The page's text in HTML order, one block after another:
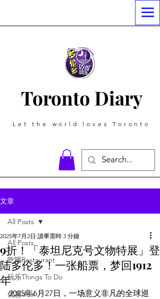
Toronto Diary
Let the world loves Toronto
文章
All Posts
吃喝Restaurant
玩乐Things To Do
优惠deal
All Posts
9折！「泰坦尼克号文物特展」登
陆多伦多！一张船票，梦回1912
年
2025年7月2日 讀畢需時 3 分鐘
2025年6月27日，一场意义非凡的全球巡